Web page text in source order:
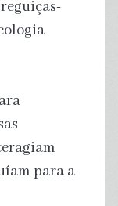
para a